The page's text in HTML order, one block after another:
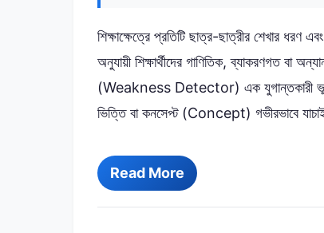
শিক্ষাক্ষেত্রে প্রতিটি ছাত্র-ছাত্রীর শেখার ধরণ
অনুযায়ী শিক্ষার্থীদের গাণিতিক, ব্যাকরণগত বা
(Weakness Detector) এক যুগান্তকারী
ভিত্তি বা কনসেপ্ট (Concept) গভীরভাবে
Read More